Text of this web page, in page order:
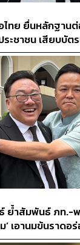
ความล้มเหลววิก
ธุรกิจการเมือง ส
บาท ที่มีข่าวอยู่ใ
ฝากถามนายกฯ
องแจกกล้วย เพร
ลกระทบไปทุกเรื่
ท่านต้องออกพระ
านบอกออกเพื่อ
กฎหมาย แต่กลั
รายงานควบคุมต
ปีละ 2 แสนล้าน
ว่าท่านคงไม่ก
ลกระทบมาถึงปัจ
อแก้กฎหมาย แต่
ภา ทั้งหมดนี้ก่อให้
แผ่นดิน จนเกิดจา
ไทย ยื่นหลักฐาน
ะชาชน เสียบบัต
ย้ำสัมพันธ์ ภท.-
เอานมข้นราดอ